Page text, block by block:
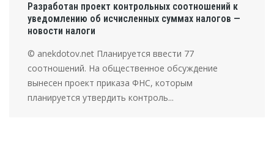
Разработан проект контрольных соотношений к
уведомлению об исчисленных суммах налогов —
новости налоги
© anekdotov.net Планируется ввести 77
соотношений. На общественное обсуждение
вынесен проект приказа ФНС, которым
планируется утвердить контроль...